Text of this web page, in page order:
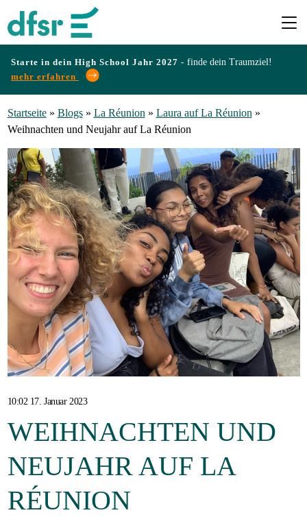
Starte in dein High School Jahr 2027 - finde dein Traumziel!
mehr erfahren
Programme
Infos
&
Erfahrungen
Preise
Gastfamilie
werden
Startseite» Blogs» La Réunion» Laura auf La Réunion»
Weihnachten und Neujahr auf La Réunion
10:02 17. Januar 2023
WEIHNACHTEN UND
NEUJAHR AUF LA
RÉUNION